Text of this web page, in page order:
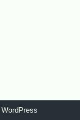
WordPress